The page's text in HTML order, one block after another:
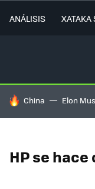
ANÁLISIS XATAKA
HOY SE HABLA DE
China Elon
HP se hace